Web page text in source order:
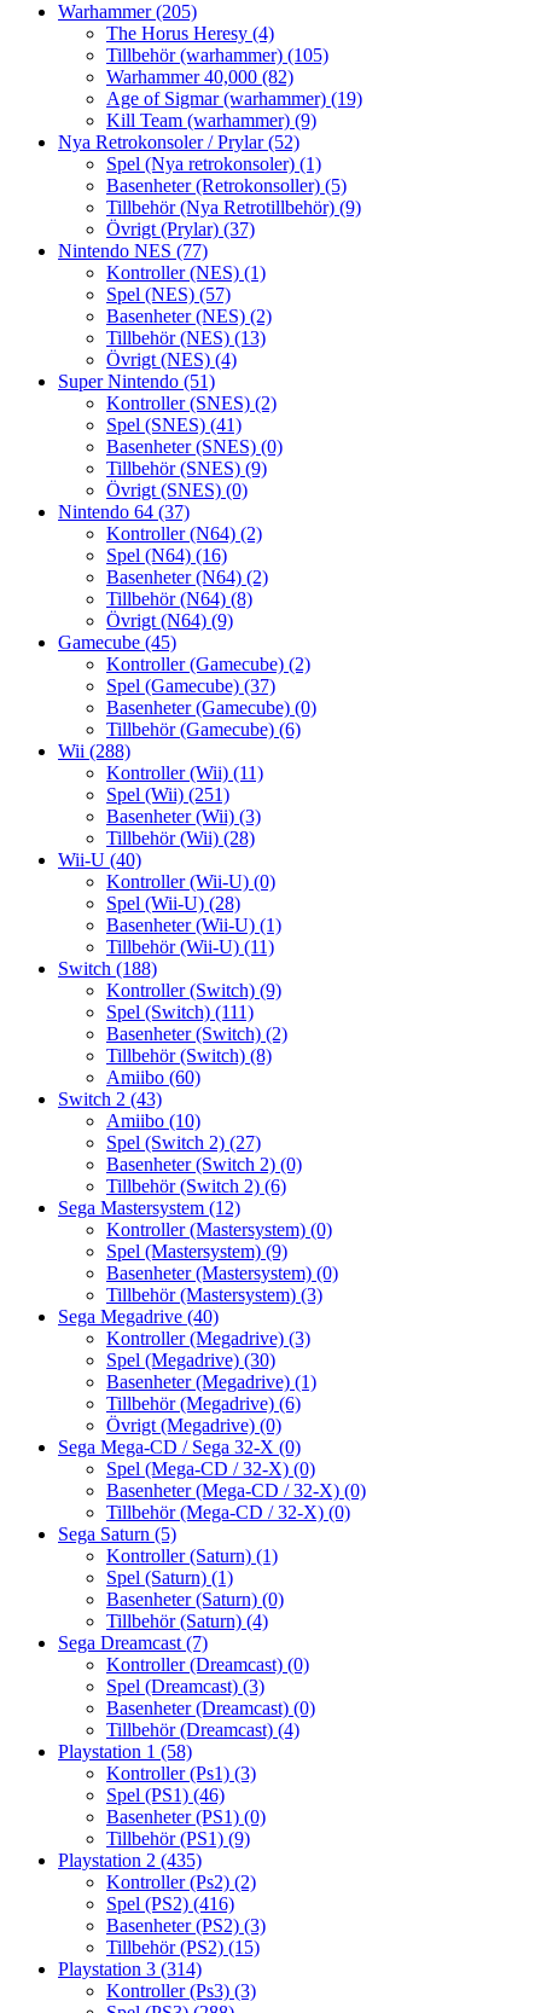
Warhammer(205)
The Horus Heresy (4)
Tillbehör (warhammer) (105)
Warhammer 40,000 (82)
Age of Sigmar (warhammer) (19)
Kill Team (warhammer) (9)
Nya Retrokonsoler / Prylar(52)
Spel (Nya retrokonsoler) (1)
Basenheter (Retrokonsoller) (5)
Tillbehör (Nya Retrotillbehör) (9)
Övrigt (Prylar) (37)
Nintendo NES (77)
Kontroller (NES) (1)
Spel (NES) (57)
Basenheter (NES) (2)
Tillbehör (NES) (13)
Övrigt (NES) (4)
Super Nintendo (51)
Kontroller (SNES) (2)
Spel (SNES) (41)
Basenheter (SNES) (0)
Tillbehör (SNES) (9)
Övrigt (SNES) (0)
Nintendo 64 (37)
Kontroller (N64) (2)
Spel (N64) (16)
Basenheter (N64) (2)
Tillbehör (N64) (8)
Övrigt (N64) (9)
Gamecube (45)
Kontroller (Gamecube) (2)
Spel (Gamecube) (37)
Basenheter (Gamecube) (0)
Tillbehör (Gamecube) (6)
Wii (288)
Kontroller (Wii) (11)
Spel (Wii) (251)
Basenheter (Wii) (3)
Tillbehör (Wii) (28)
Wii-U (40)
Kontroller (Wii-U) (0)
Spel (Wii-U) (28)
Basenheter (Wii-U) (1)
Tillbehör (Wii-U) (11)
Switch (188)
Kontroller (Switch) (9)
Spel (Switch) (111)
Basenheter (Switch) (2)
Tillbehör (Switch) (8)
Amiibo (60)
Switch 2 (43)
Amiibo (10)
Spel (Switch 2) (27)
Basenheter (Switch 2) (0)
Tillbehör (Switch 2) (6)
Sega Mastersystem (12)
Kontroller (Mastersystem) (0)
Spel (Mastersystem) (9)
Basenheter (Mastersystem) (0)
Tillbehör (Mastersystem) (3)
Sega Megadrive (40)
Kontroller (Megadrive) (3)
Spel (Megadrive) (30)
Basenheter (Megadrive) (1)
Tillbehör (Megadrive) (6)
Övrigt (Megadrive) (0)
Sega Mega-CD / Sega 32-X (0)
Spel (Mega-CD / 32-X) (0)
Basenheter (Mega-CD / 32-X) (0)
Tillbehör (Mega-CD / 32-X) (0)
Sega Saturn (5)
Kontroller (Saturn) (1)
Spel (Saturn) (1)
Basenheter (Saturn) (0)
Tillbehör (Saturn) (4)
Sega Dreamcast (7)
Kontroller (Dreamcast) (0)
Spel (Dreamcast) (3)
Basenheter (Dreamcast) (0)
Tillbehör (Dreamcast) (4)
Playstation 1 (58)
Kontroller (Ps1) (3)
Spel (PS1) (46)
Basenheter (PS1) (0)
Tillbehör (PS1) (9)
Playstation 2 (435)
Kontroller (Ps2) (2)
Spel (PS2) (416)
Basenheter (PS2) (3)
Tillbehör (PS2) (15)
Playstation 3 (314)
Kontroller (Ps3) (3)